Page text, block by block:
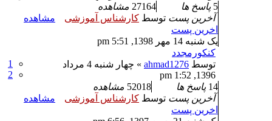
5 پاسخ ها 27164 مشاهده
آخرین پست توسط کارشناس آموزشی
مشاهده
اخرین پست
یک شنبه 14 مهر 1398, 5:51 pm
کنکورمجدد
1
2
توسط ahmad1276
» چهار شنبه 4 مرداد
1396, 1:52 pm
14 پاسخ ها 52018 مشاهده
آخرین پست توسط کارشناس آموزشی
مشاهده
اخرین پست